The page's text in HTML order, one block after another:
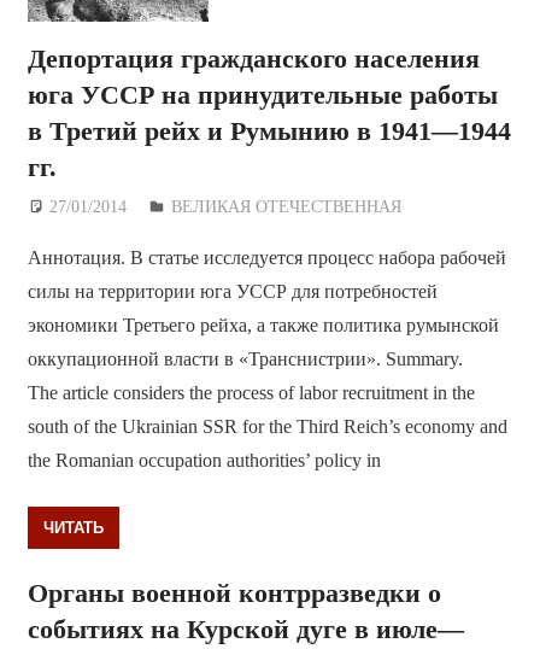
Депортация гражданского населения
юга УССР на принудительные работы
в Третий рейх и Румынию в 1941—1944
гг.
27/01/2014 Дежурный по Редакции
ВЕЛИКАЯ ОТЕЧЕСТВЕННАЯ
Аннотация. В статье исследуется процесс набора рабочей
силы на территории юга УССР для потребностей
экономики Третьего рейха, а также политика румынской
оккупационной власти в «Транснистрии». Summary.
The article considers the process of labor recruitment in the
south of the Ukrainian SSR for the Third Reich’s economy and
the Romanian occupation authorities’ policy in
ЧИТАТЬ
Органы военной контрразведки о
событиях на Курской дуге в июле—